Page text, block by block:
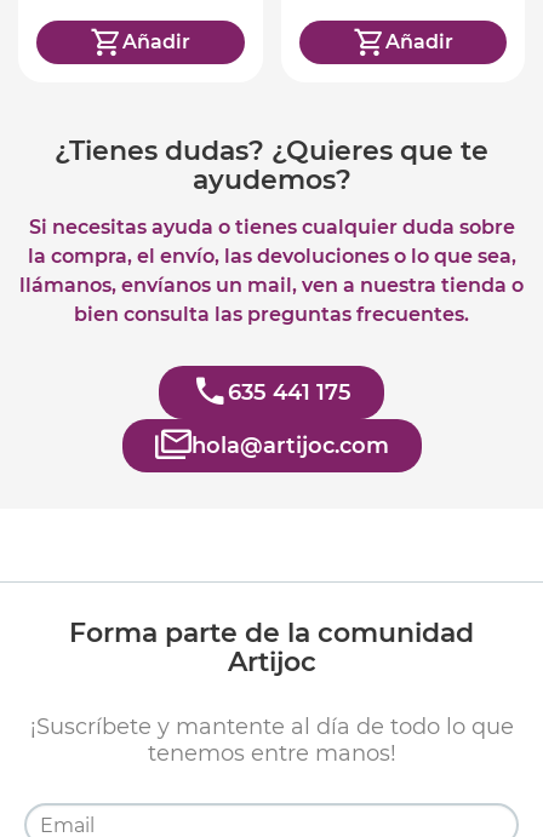
Añadir Añadir
¿Tienes dudas? ¿Quieres que te
ayudemos?
Si necesitas ayuda o tienes cualquier duda sobre
la compra, el envío, las devoluciones o lo que sea,
llámanos, envíanos un mail, ven a nuestra tienda o
bien consulta las preguntas frecuentes.
635 441 175
hola@artijoc.com
Forma parte de la comunidad
Artijoc
¡Suscríbete y mantente al día de todo lo que
tenemos entre manos!